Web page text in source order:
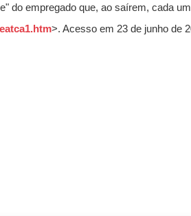
do empregado que, ao saírem, cada
>. Acesso em 23 de junho de